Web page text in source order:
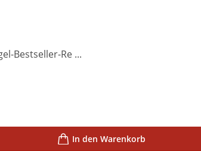
Bestseller-Re ...
In den Warenkorb